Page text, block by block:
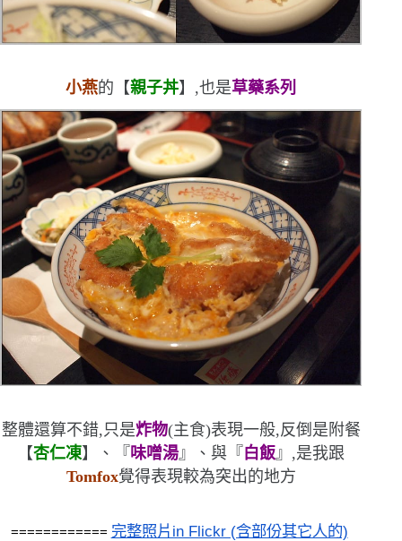
小燕的【親子丼】,也是草藥系列
整體還算不錯,只是炸物(主食)表現一般,反倒是附餐
【杏仁凍】、『味噌湯 』、與『白飯 』,是我跟
Tomfox覺得表現較為突出的地方
============ 完整照片in Flickr (含部份其它人的)